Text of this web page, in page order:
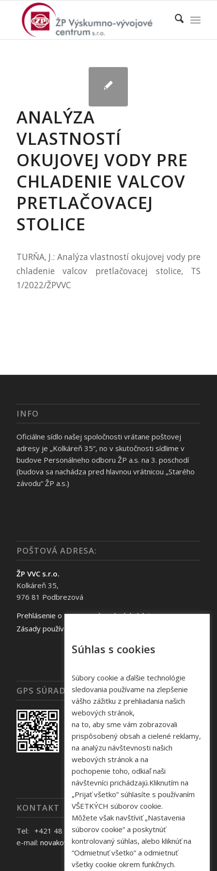
ANALÝZA
VLASTNOSTÍ
OKUJOVEJ VODY PRE
CHLADENIE VALCOV
PRETLAČOVACEJ
STOLICE
TURŇA, J.: Analýza vlastností okujovej vody pre
chladenie valcov pretlačovacej stolice, TS
1/2022/ŽPVVC
INFO
Oficiálne sídlo našej spoločnosti vrátane poštovej
adresy je „Kolkáreň 35“, no v skutočnosti sídlime v
budove Personálneho odboru ŽP a.s. na 3. poschodí
(budova sa nachádza pred hlavnou vrátnicou „Starého
závodu“ ŽP a.s.)
POŠTOVÁ ADRESA:
ŽP VVC s.r.o.
Kolkáreň 35,
976 81 Podbrezová
Prehlásenie o spracovaní osobných údajov
Zásady používania súborov cookie
GPS SÚRADNICE
KONTAKT
Tel: +421 48 645 40 35
e-mail: novakova@zelpo.sk
Súhlas s cookies
Súbory cookie a ďalšie technológie
sledovania používame na zlepšenie
vášho zážitku z prehliadania našich
webových stránok,
na to, aby sme vám zobrazovali
prispôsobený obsah a cielené reklamy,
na analýzu návštevnosti našich
webových stránok a na
pochopenie toho, odkiaľ naši
návštevníci prichádzajú.Kliknutím na
„Prijať všetko” súhlasíte s používaním
VŠETKÝCH súborov cookie.
Môžete však navštíviť „Nastavenia
súborov cookie” a poskytnúť
kontrolovaný súhlas, alebo kliknúť na
“Odmietnuť všetko” a odmietnuť
všetky cookie okrem funkčnych.